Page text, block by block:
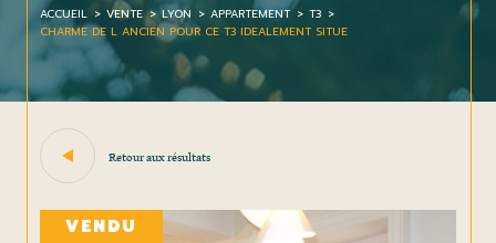
ACCUEIL VENTE LYON APPARTEMENT
T3
CHARME DE L ANCIEN POUR CE T3 IDEALEMENT SITUE
Retour aux résultats
VENDU